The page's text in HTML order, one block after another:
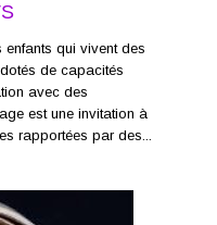
qui vivent des
de capacités
avec des
est une invitation à
rapportées par des...